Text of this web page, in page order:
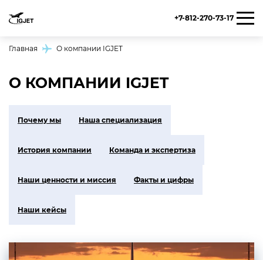
+7-812-270-73-17
Главная О компании IGJET
О КОМПАНИИ IGJET
Почему мы Наша специализация
История компании Команда и экспертиза
Наши ценности и миссия Факты и цифры
Наши кейсы